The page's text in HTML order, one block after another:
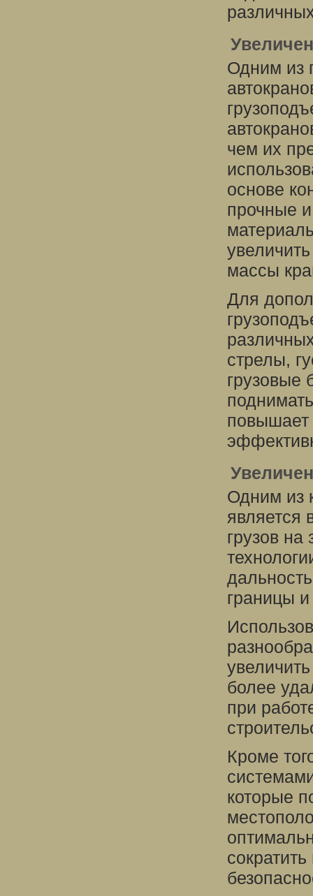
Одним из
чем их
основе
прочные
массы
Для
стрелы,
грузовые
повышает
Одним из
является
грузов
границы
более
при
Кроме
которые